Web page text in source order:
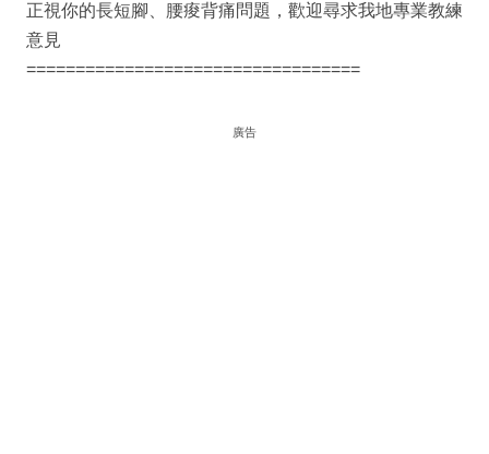
正視你的長短腳、腰痠背痛問題，歡迎尋求我地專業教練
意見
==================================
廣告